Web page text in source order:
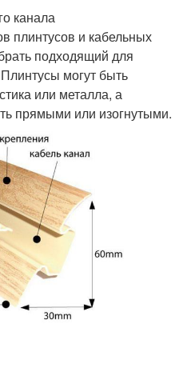
канала
плинтусов и кабельных
подходящий для
могут быть
или металла, а
прямыми или изогнутыми.